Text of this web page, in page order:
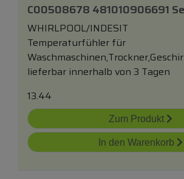
C00508678 481010906691
WHIRLPOOL/INDESIT
Temperaturfühler für
lieferbar innerhalb von 3 Tagen
13.44
Zum Produkt
In den Warenkorb